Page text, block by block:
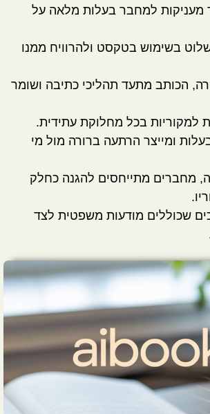
מעניקות למחבר בעלות מלאה על
בשימוש בטקסט ולהרוויח ממנו
הכותב מתעד תהליכי כתיבה ושומר
למקוריות בכל מחלוקת עתידית.
ומייצר הרתעה ברורה מול מי
מחברים מתייחסים להגנה כחלק
שכוללים מודעות משפטית לצד